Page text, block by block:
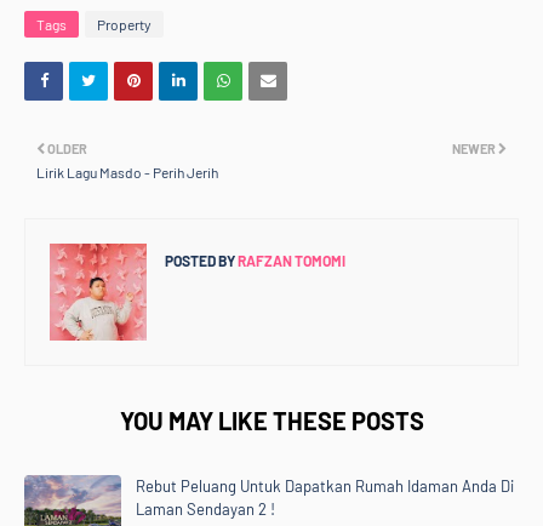
Tags Property
NEWER
OLDER
Lirik Lagu Masdo - Perih Jerih
POSTED BYRAFZAN TOMOMI
YOU MAY LIKE THESE POSTS
Rebut Peluang Untuk Dapatkan Rumah Idaman Anda Di
Laman Sendayan 2 !